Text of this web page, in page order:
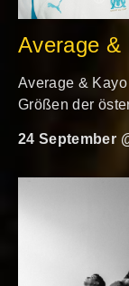
Average &
Average &
Größen der
24 September